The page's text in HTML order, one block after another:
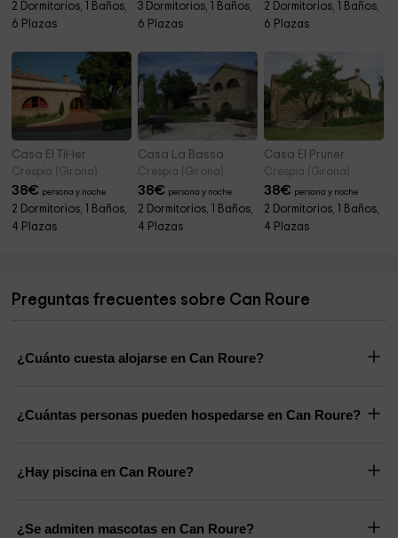
2 Dormitorios, 1 Baños,
6 Plazas
3 Dormitorios, 1 Baños,
6 Plazas
2 Dormitorios, 1 Baños,
6 Plazas
Casa El Til-ler
Crespia (Girona)
38€ persona y noche
2 Dormitorios, 1 Baños,
4 Plazas
Casa La Bassa
Crespia (Girona)
38€ persona y noche
2 Dormitorios, 1 Baños,
4 Plazas
Casa El Pruner
Crespia (Girona)
38€ persona y noche
2 Dormitorios, 1 Baños,
4 Plazas
Preguntas frecuentes sobre Can Roure
¿Cuánto cuesta alojarse en Can Roure?
¿Cuántas personas pueden hospedarse en Can Roure?
¿Hay piscina en Can Roure?
¿Se admiten mascotas en Can Roure?